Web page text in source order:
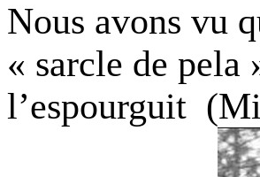
Nous avons vu
« sarcle de pela
l’espourguit